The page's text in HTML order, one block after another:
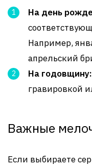
На день
Например,
апрельский
На годовщину:
гравировкой
Важные
Если выбираете